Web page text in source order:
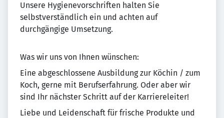
Unsere Hygienevorschriften halten Sie
selbstverständlich ein und achten auf
durchgängige Umsetzung.
Was wir uns von Ihnen wünschen:
Eine abgeschlossene Ausbildung zur Köchin / zum
Koch, gerne mit Berufserfahrung. Oder aber wir
sind Ihr nächster Schritt auf der Karriereleiter!
Liebe und Leidenschaft für frische Produkte und